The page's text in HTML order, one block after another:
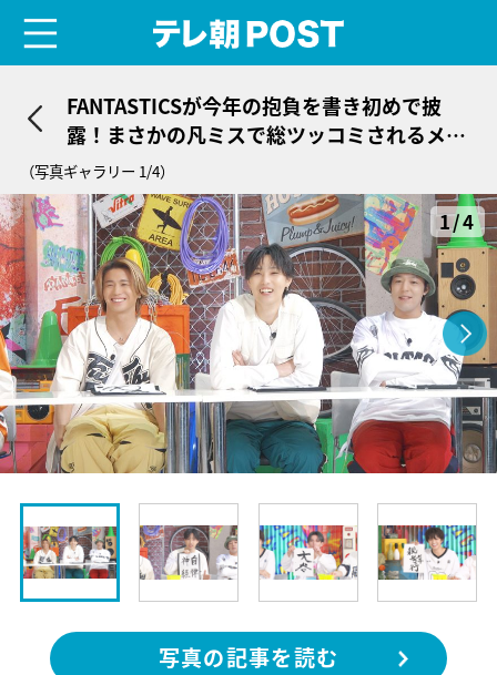
FANTASTICSが今年の抱負を書き初めで披
露！まさかの凡ミスで総ツッコミされるメン
バーも
（写真ギャラリー 1/4）
1/4
写真の記事を読む